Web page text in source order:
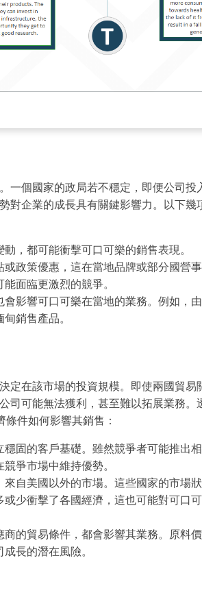
案需使用 EdrawMax 開啟。
，可從下方 免費下載EdrawMax。
免費試用EdrawMax Online。
一個國家的政局若不穩定，即便公司投
對企業的成長具有關鍵影響力。以下幾
，都可能衝擊可口可樂的銷售表現。
政策優惠，這在當地品牌或部分國營
面臨更激烈的競爭。
影響可口可樂在當地的業務。例如，
銷售產品。
定在該市場的投資規模。即使兩國貿易
司可能無法獲利，甚至難以拓展業務。
條件如何影響其銷售：
固的客戶基礎。雖然競爭者可能推出
爭市場中維持優勢。
自美國以外的市場。這些國家的市場
少衝擊了各國經濟，這也可能對可口
的貿易條件，都會影響其業務。原料
長的潛在風險。